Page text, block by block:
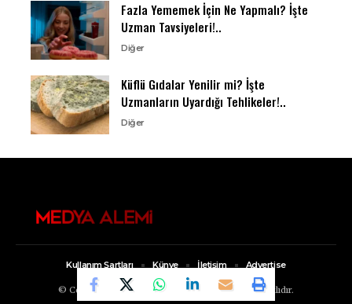
Fazla Yememek İçin Ne Yapmalı? İşte
Uzman Tavsiyeleri!..
Diğer
Küflü Gıdalar Yenilir mi? İşte
Uzmanların Uyardığı Tehlikeler!..
Diğer
© Copyright 2022, Medya Alemi Tüm Hakları Saklıdır.
Kullanım Şartları Künye İletişim Advertise